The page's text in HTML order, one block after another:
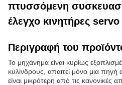
πτυσσόμενη
έλεγχο κινητήρες servo
Περιγραφή του
Το μηχάνημα είναι κυρίως
κυλίνδρους, απαιτεί μόνο μια
είναι μικρότερη από τις κανονικές